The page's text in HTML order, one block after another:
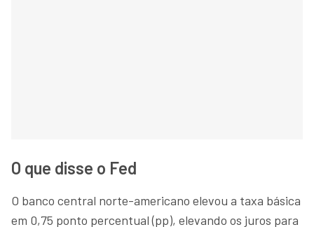
O que disse o Fed
O banco central norte-americano elevou a taxa básica
em 0,75 ponto percentual (pp), elevando os juros para